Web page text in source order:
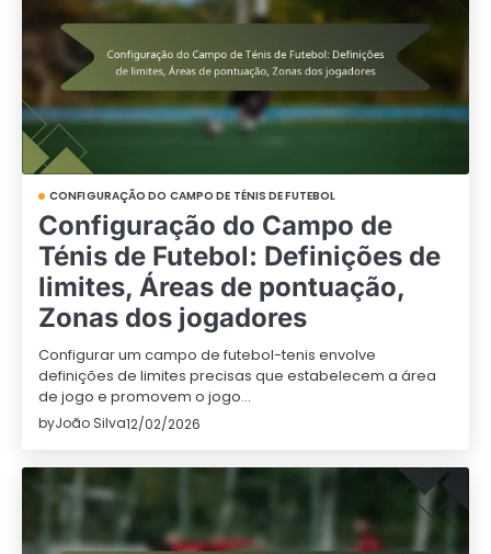
CONFIGURAÇÃO DO CAMPO DE TÉNIS DE FUTEBOL
Configuração do Campo de
Ténis de Futebol: Definições de
limites, Áreas de pontuação,
Zonas dos jogadores
Configurar um campo de futebol-tenis envolve
definições de limites precisas que estabelecem a área
de jogo e promovem o jogo…
byJoão Silva12/02/2026